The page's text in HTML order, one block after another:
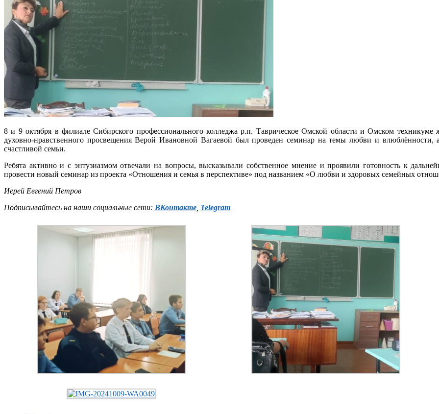
8 и 9 октября в филиале Сибирского профессионального колледжа р.п. Таврическое Омской области и Омском техникуме
духовно-нравственного просвещения Верой Ивановной Вагаевой был проведен семинар на темы любви и влюблённости,
счастливой семьи.
Ребята активно и с энтузиазмом отвечали на вопросы, высказывали собственное мнение и проявили готовность к
провести новый семинар из проекта «Отношения и семья в перспективе» под названием «О любви и здоровых семейных
Иерей Евгений Петров
Подписывайтесь на наши социальные сети: ВКонтакте Telegram